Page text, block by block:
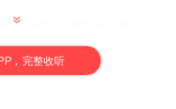
学前教育现象和规律的科学，作为
。重点关注的是学前教育的特点和
，关注学前教育的原则和方法，理
P，完整收听